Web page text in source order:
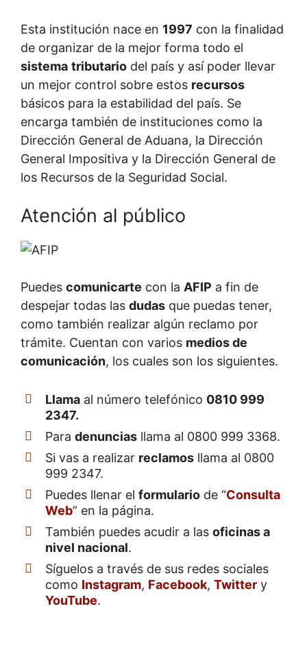
Esta institución nace en 1997 con la finalidad
de organizar de la mejor forma todo el
sistema tributario del país y así poder llevar
un mejor control sobre estos recursos
básicos para la estabilidad del país. Se
encarga también de instituciones como la
Dirección General de Aduana, la Dirección
General Impositiva y la Dirección General de
los Recursos de la Seguridad Social.
Atención al público
Puedes comunicarte con la AFIP a fin de
despejar todas las dudas que puedas tener,
como también realizar algún reclamo por
trámite. Cuentan con varios medios de
comunicación, los cuales son los siguientes.
Llama al número telefónico 0810 999
2347.
Para denuncias llama al 0800 999 3368.
Si vas a realizar reclamos llama al 0800
999 2347.
Puedes llenar el formulario de “Consulta
Web” en la página.
También puedes acudir a las oficinas a
nivel nacional.
Síguelos a través de sus redes sociales
como Instagram, Facebook, Twitter y
YouTube.